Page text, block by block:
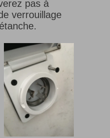
pas à
verrouillage